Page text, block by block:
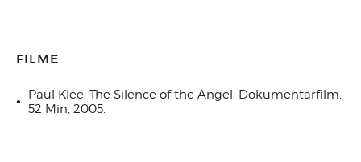
FILME
Paul Klee: The Silence of the Angel, Dokumentarfilm,
52 Min, 2005.